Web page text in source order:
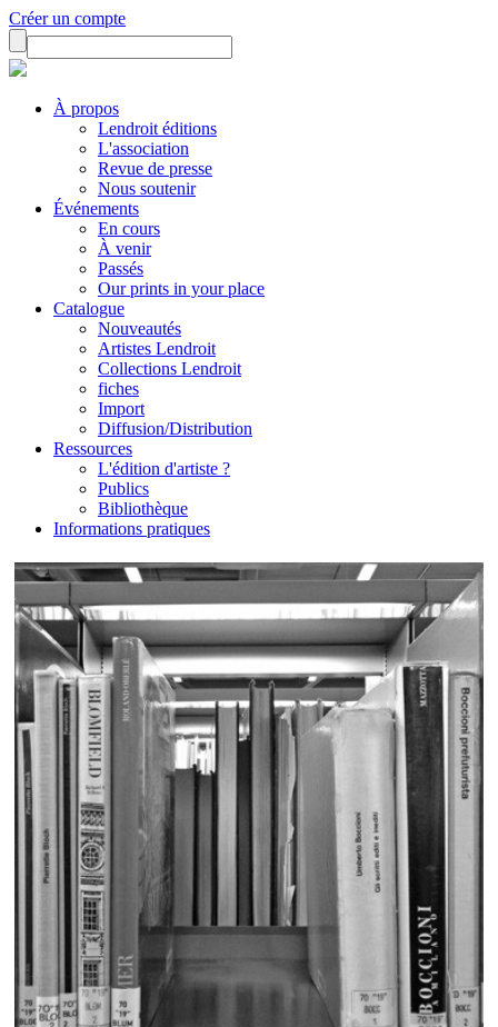
Créer un compte
À propos
Lendroit éditions
L'association
Revue de presse
Nous soutenir
Événements
En cours
À venir
Passés
Our prints in your place
Catalogue
Nouveautés
Artistes Lendroit
Collections Lendroit
fiches
Import
Diffusion/Distribution
Ressources
L'édition d'artiste ?
Publics
Bibliothèque
Informations pratiques